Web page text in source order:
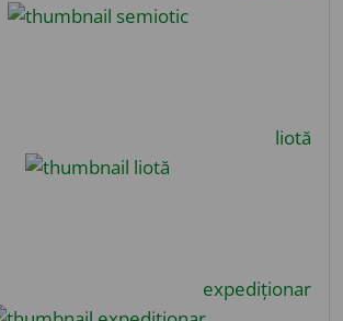
liotă
expediționar